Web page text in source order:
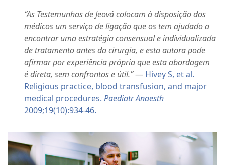
“As Testemunhas de Jeová colocam à disposição dos
médicos um serviço de ligação que os tem ajudado a
encontrar uma estratégia consensual e individualizada
de tratamento antes da cirurgia, e esta autora pode
afirmar por experiência própria que esta abordagem
é direta, sem confrontos e útil.”— Hivey S, et al.
Religious practice, blood transfusion, and major
medical procedures. Paediatr Anaesth
2009;19(10):934-46.